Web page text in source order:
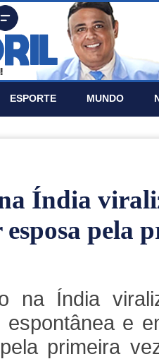
ESPORTE MUNDO
Índia
pela
na Índia
e
primeira